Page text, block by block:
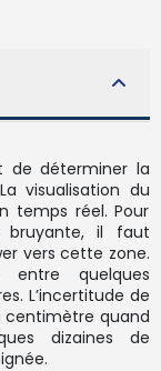
de déterminer la
visualisation du
temps réel. Pour
bruyante, il faut
vers cette zone.
entre quelques
L’incertitude de
centimètre quand
dizaines de